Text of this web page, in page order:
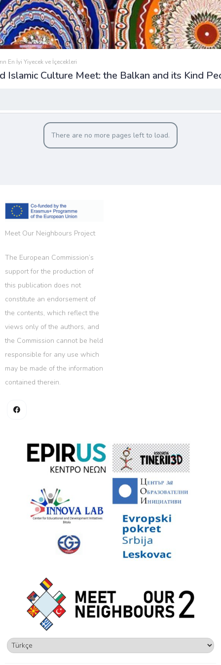
En İyi Yiyecek ve İçecekleri
Islamic Culture Meet: the Balkan and its Kind
There are no more pages left to load.
Meet Our Neighbours Project
The European Commission’s
support for the production of
this publication does not
constitute an endorsement of
the contents, which reflect the
views only of the authors, and
the Commission cannot be held
responsible for any use which
may be made of the information
contained therein.
Dil